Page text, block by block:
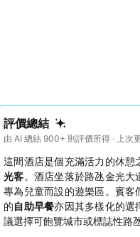
評價總結
由 AI 總結 900+ 則評價所得 · 上
這間酒店是個充滿活力的休
光客。酒店坐落於路氹金光大
專為兒童而設的遊樂區。賓客
的自助早餐亦因其多樣化的選
議選擇可飽覽城市或標誌性路